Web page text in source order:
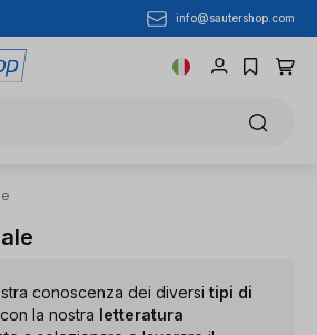
info@sautershop.com
conoscenza dei diversi tipi di
con la nostra letteratura